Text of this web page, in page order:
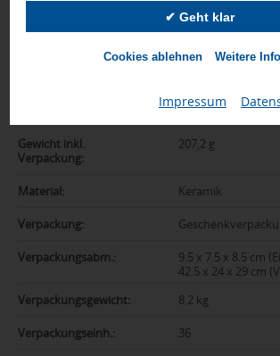
✔ Geht klar
Cookies ablehnen Weitere
Impressum
XD Collection
200 g
Gewicht inkl.
Verpackung:
207,2 g
Material: Keramik
Verpackung:
Verpackungsabm.:
9.5 x 7.5 x 8.5 cm
42.5 x 24 x 29 cm
Verpackungsgewicht:
8.2 kg
Verpackungseinh.: 36